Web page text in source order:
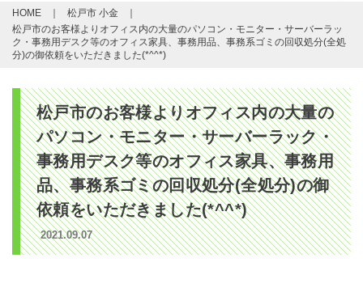
HOME
松戸市 小金
松戸市のお客様よりオフィス内の大量のパソコン・モニター・サーバーラッ
ク・事務用デスク等のオフィス家具、事務用品、事務系ゴミの回収処分(全処
分)の御依頼をいただきました(*^^*)
松戸市のお客様よりオフィス内の大量の
パソコン・モニター・サーバーラック・
事務用デスク等のオフィス家具、事務用
品、事務系ゴミの回収処分(全処分)の御
依頼をいただきました(*^^*)
2021.09.07